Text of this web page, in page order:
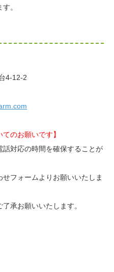
。
4-12-2
のお願いです】
対応の時間を確保することが
フォームよりお願いいたしま
承お願いいたします。